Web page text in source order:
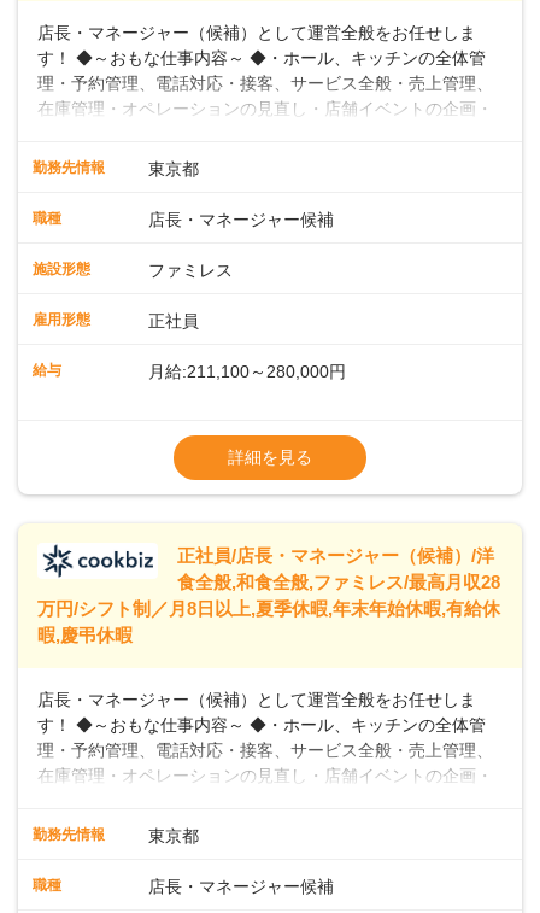
店長・マネージャー（候補）として運営全般をお任せしま
す！ ◆～おもな仕事内容～ ◆・ホール、キッチンの全体管
理・予約管理、電話対応・接客、サービス全般・売上管理、
在庫管理・オペレーションの見直し・店舗イベントの企画・
入社後はスキルに合わせた業務からお任せしますので、徐々
向上を目指すDX推進～ ◆すかいらーくのレストランでは、
スタッフの働きやすさをサポートしています。配膳ロボット
や歩行数が約40%も削減されました！また、配膳ロボットに
なDX（デジタルトランスフォーメーション）の取り組みを進
います。私たちは、多様な働き方を提供し、ライフステージ
に合わせた柔軟な勤務時間や働きやすい環境を整えていま
います。
勤務先情報 東京都
職種 店長・マネージャー候補
施設形態 ファミレス
雇用形態 正社員
給与 月給:211,100～280,000円
※残業代全額支給
※経験に応じて応相談①ナショナル社員：月
給245,800円～②エリア社員 ：月給
詳細を見る
正社員/店長・マネージャー（候補）/洋
食全般,和食全般,ファミレス/最高月収28
万円/シフト制／月8日以上,夏季休暇,年末年始休暇,有給休
暇,慶弔休暇
店長・マネージャー（候補）として運営全般をお任せしま
す！ ◆～おもな仕事内容～ ◆・ホール、キッチンの全体管
理・予約管理、電話対応・接客、サービス全般・売上管理、
在庫管理・オペレーションの見直し・店舗イベントの企画・
入社後はスキルに合わせた業務からお任せしますので、徐々
向上を目指すDX推進～ ◆すかいらーくのレストランでは、
勤務先情報 東京都
職種 店長・マネージャー候補